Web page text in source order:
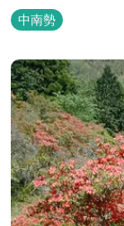
なアメリカンＢＢＱを体験
松阪観光インフォ
中南勢